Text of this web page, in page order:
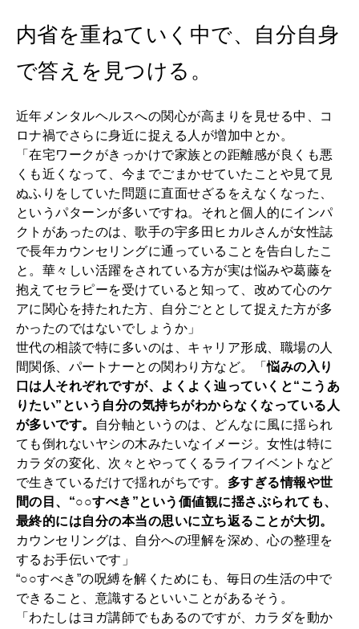
2026年6月号「大銀座 トレンドが生まれる 新しい一流店へ。」
2026年5月号「“大好き”に出会いに。韓国」
2026年4月号「未来をつくる、学びの教科書。」
2026年3月号「スイーツ予想図 2026」
2026年2月号「良運を掴む 新・開運術。」
2026年1月号「猫がいれば、幸せ」
2025年12月号「お酒の新常識。」
FOLLOW US!
内省を重ねていく中で、自分自身
で答えを見つける。
近年メンタルヘルスへの関心が高まりを見せる中、コ
ロナ禍でさらに身近に捉える人が増加中とか。
「在宅ワークがきっかけで家族との距離感が良くも悪
くも近くなって、今までごまかせていたことや見て見
ぬふりをしていた問題に直面せざるをえなくなった、
というパターンが多いですね。それと個人的にインパ
クトがあったのは、歌手の宇多田ヒカルさんが女性誌
で長年カウンセリングに通っていることを告白したこ
と。華々しい活躍をされている方が実は悩みや葛藤を
抱えてセラピーを受けていると知って、改めて心のケ
アに関心を持たれた方、自分ごととして捉えた方が多
かったのではないでしょうか」
世代の相談で特に多いのは、キャリア形成、職場の人
間関係、パートナーとの関わり方など。「悩みの入り
口は人それぞれですが、よくよく辿っていくと“こうあ
りたい”という自分の気持ちがわからなくなっている人
が多いです。
自分軸というのは、どんなに風に揺られ
ても倒れないヤシの木みたいなイメージ。女性は特に
カラダの変化、次々とやってくるライフイベントなど
で生きているだけで揺れがちです。 多すぎる情報や世
間の目、“○○すべき”という価値観に揺さぶられても、
最終的には自分の本当の思いに立ち返ることが大切。
カウンセリングは、自分への理解を深め、心の整理を
するお手伝いです」
“○○すべき”の呪縛を解くためにも、毎日の生活の中で
できること、意識するといいことがあるそう。
「わたしはヨガ講師でもあるのですが、カラダを動か